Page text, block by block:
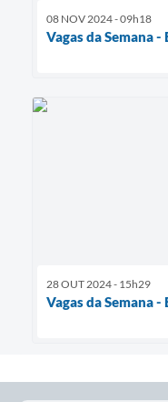
08 NOV 2024 - 09h18
Vagas da Semana
28 OUT 2024 - 15h29
Vagas da Semana